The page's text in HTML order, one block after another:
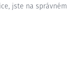
jste na správném